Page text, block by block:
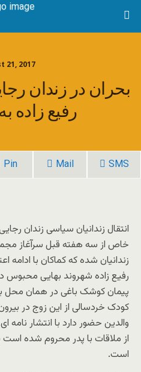
21, 2017
بحران در زندان
رفیع زاده
Pin Mail SMS
انتقال زندانیان سیاسی زندان
خاص از سه هفته قبل سرآغاز
رفیع زاده شهروند بهایی محبوس
پیمان کوشک باغی در همان
کودک خردسالی از این زوج در
والدین حضور دارد با انتشار
از ملاقات با پدر محروم شده
است.